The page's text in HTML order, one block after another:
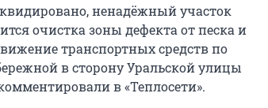
ненадёжный участок
очистка зоны дефекта от песка и
транспортных средств по
в сторону Уральской улицы
в «Теплосети».